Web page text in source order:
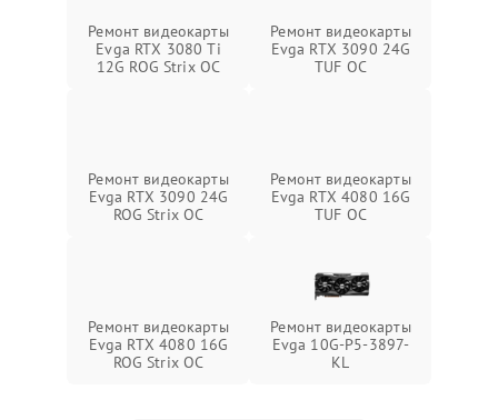
Ремонт видеокарты
Evga RTX 3080 Ti
12G ROG Strix OC
Ремонт видеокарты
Evga RTX 3090 24G
TUF OC
Ремонт видеокарты
Evga RTX 3090 24G
ROG Strix OC
Ремонт видеокарты
Evga RTX 4080 16G
TUF OC
Ремонт видеокарты
Evga RTX 4080 16G
ROG Strix OC
Ремонт видеокарты
Evga 10G-P5-3897-
KL